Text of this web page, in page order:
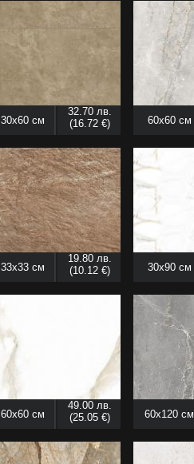
30x60 см
32.70 лв.
(16.72 €)
60x60 см
33x33 см
19.80 лв.
(10.12 €)
30x90 см
60x60 см
49.00 лв.
(25.05 €)
60x120 см